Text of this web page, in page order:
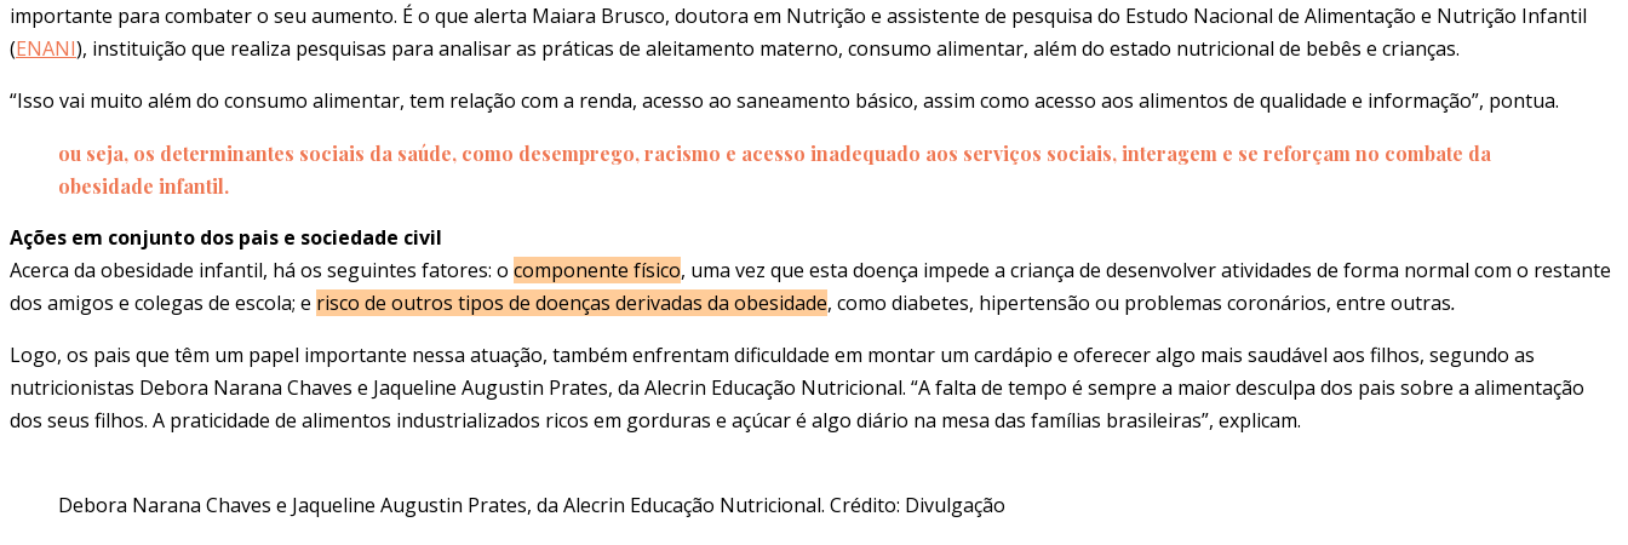
importante para combater o seu aumento. É o que alerta Maiara Brusco, doutora em Nutrição e assistente de pesquisa do Estudo Nacional de Alimentação e Nutrição Infantil
(ENANI), instituição que realiza pesquisas para analisar as práticas de aleitamento materno, consumo alimentar, além do estado nutricional de bebês e crianças.
“Isso vai muito além do consumo alimentar, tem relação com a renda, acesso ao saneamento básico, assim como acesso aos alimentos de qualidade e informação”, pontua.
ou seja, os determinantes sociais da saúde, como desemprego, racismo e acesso inadequado aos serviços sociais, interagem e se reforçam no combate da
obesidade infantil.
Ações em conjunto dos pais e sociedade civil
Acerca da obesidade infantil, há os seguintes fatores: o componente físico, uma vez que esta doença impede a criança de desenvolver atividades de forma normal com o restante
dos amigos e colegas de escola; e risco de outros tipos de doenças derivadas da obesidade, como diabetes, hipertensão ou problemas coronários, entre outras.
Logo, os pais que têm um papel importante nessa atuação, também enfrentam dificuldade em montar um cardápio e oferecer algo mais saudável aos filhos, segundo as
nutricionistas Debora Narana Chaves e Jaqueline Augustin Prates, da Alecrin Educação Nutricional. “A falta de tempo é sempre a maior desculpa dos pais sobre a alimentação
dos seus filhos. A praticidade de alimentos industrializados ricos em gorduras e açúcar é algo diário na mesa das famílias brasileiras”, explicam.
Debora Narana Chaves e Jaqueline Augustin Prates, da Alecrin Educação Nutricional. Crédito: Divulgação